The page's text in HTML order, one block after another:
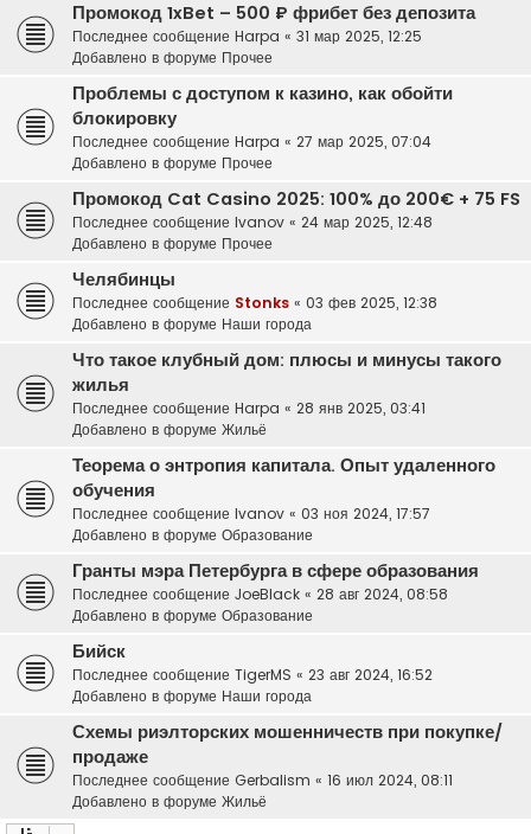
Промокод 1xBet – 500 ₽ фрибет без депозита
Последнее сообщение Harpa « 31 мар 2025, 12:25
Добавлено в форуме Прочее
Проблемы с доступом к казино, как обойти
блокировку
Последнее сообщение Harpa « 27 мар 2025, 07:04
Добавлено в форуме Прочее
Промокод Cat Casino 2025: 100% до 200€ + 75 FS
Последнее сообщение Ivanov « 24 мар 2025, 12:48
Добавлено в форуме Прочее
Челябинцы
Последнее сообщение Stonks « 03 фев 2025, 12:38
Добавлено в форуме Наши города
Что такое клубный дом: плюсы и минусы такого
жилья
Последнее сообщение Harpa « 28 янв 2025, 03:41
Добавлено в форуме Жильё
Теорема о энтропия капитала. Опыт удаленного
обучения
Последнее сообщение Ivanov « 03 ноя 2024, 17:57
Добавлено в форуме Образование
Гранты мэра Петербурга в сфере образования
Последнее сообщение JoeBlack « 28 авг 2024, 08:58
Добавлено в форуме Образование
Бийск
Последнее сообщение TigerMS « 23 авг 2024, 16:52
Добавлено в форуме Наши города
Схемы риэлторских мошенничеств при покупке/
продаже
Последнее сообщение Gerbalism « 16 июл 2024, 08:11
Добавлено в форуме Жильё